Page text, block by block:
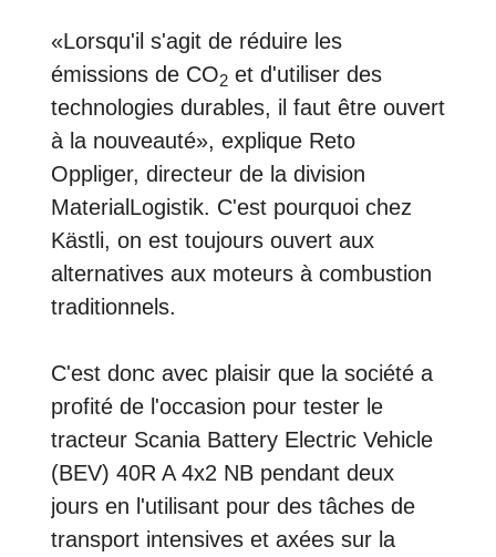
«Lorsqu'il s'agit de réduire les
émissions de CO2 et d'utiliser des
technologies durables, il faut être ouvert
à la nouveauté», explique Reto
Oppliger, directeur de la division
MaterialLogistik. C'est pourquoi chez
Kästli, on est toujours ouvert aux
alternatives aux moteurs à combustion
traditionnels.
C'est donc avec plaisir que la société a
profité de l'occasion pour tester le
tracteur Scania Battery Electric Vehicle
(BEV) 40R A 4x2 NB pendant deux
jours en l'utilisant pour des tâches de
transport intensives et axées sur la